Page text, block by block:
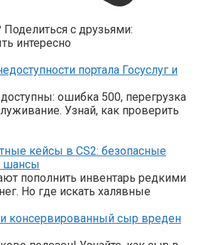
Поделиться с друзьями:
интересно
портала Госуслуг и
ошибка 500, перегрузка
Узнай, как проверить
кейсы в CS2: безопасные
шансы
пополнить инвентарь редкими
Но где искать халявные
консервированный сыр вреден